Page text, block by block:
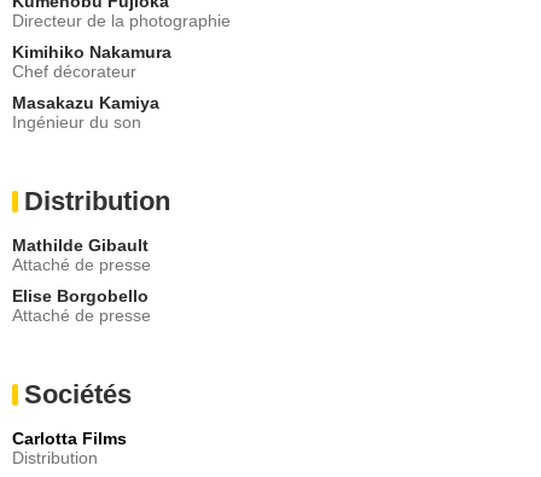
Directeur de la photographie
Kimihiko Nakamura
Chef décorateur
Masakazu Kamiya
Ingénieur du son
Distribution
Mathilde Gibault
Attaché de presse
Elise Borgobello
Attaché de presse
Sociétés
Carlotta Films
Distribution